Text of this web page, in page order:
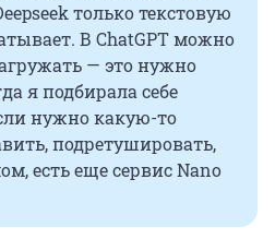
только текстовую
В ChatGPT можно
— это нужно
я подбирала себе
нужно какую-то
подретушировать,
есть еще сервис Nano